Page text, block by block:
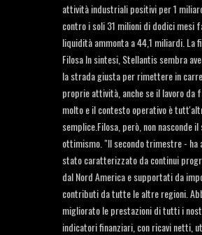
attività industriali positivi per 1
contro i soli 31 milioni di dodici mesi
liquidità ammonta a 44,1 miliardi. La
Filosa In sintesi, Stellantis sembra
la strada giusta per rimettere in
proprie attività, anche se il lavoro da
molto e il contesto operativo è
semplice.Filosa, però, non nasconde il
ottimismo. "Il secondo trimestre - ha
stato caratterizzato da continui
dal Nord America e supportati da
contributi da tutte le altre regioni.
migliorato le prestazioni di tutti i
indicatori finanziari, con ricavi netti,